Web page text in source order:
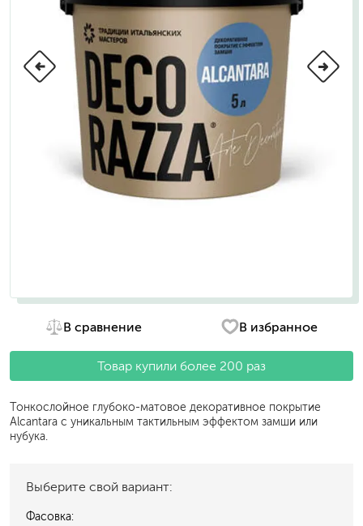
В сравнение В избранное
Товар купили более 200 раз
Тонкослойное глубоко-матовое декоративное покрытие
Alcantara с уникальным тактильным эффектом замши или
нубука.
Выберите свой вариант:
Фасовка: